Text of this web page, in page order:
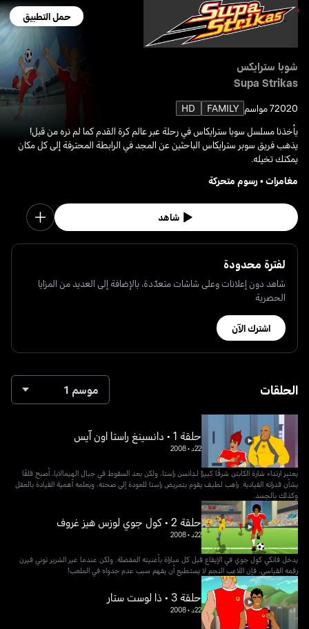
حمل التطبيق
شوبا سترايكس
Supa Strikas
20207 مواسم FAMILY
HD
يأخذنا مسلسل سوبا سترايكاس في رحلة عبر عالم كرة القدم كما لم نره من قبل!
يذهب فريق سوبر سترايكاس الباحثين عن المجد في الرابطة المحترفة إلى كل مكان
يمكنك تخيله.
مغامرات•رسوم متحركة
شاهد
لفترة محدودة
شاهد دون إعلانات وعلى شاشات متعدّدة، بالإضافة إلى العديد من المزايا
الحصرية
اشترك الآن
الحلقات موسم 1
حلقة 1 • دانسينغ راستا اون آيس
22د •
2008
يعتبر ارتداء شارة الكابتن شرفًا كبيرًا لـدانسن راستا، ولكن بعد السقوط في جبال الهيمالايا، أصبح قلقًا
بشأن قدراته القيادية. راهب لطيف يقوم بتمريض راستا للعودة إلى صحته، ويعلمه أهمية القيادة بالعقل
وكذلك بالجسد.
حلقة 2 • كول جوي لوزس هيز غروف
22د •
2008
يدخل فانكي كول جوي في الإيقاع قبل كل مباراة بأغنيته المفضلة. ولكن عندما غير الشرير توني فيرن
رقمه القياسي، فإن اللاعب النجم لا يستطيع أن يفهم سبب عدم جدواه في الملعب!
حلقة 3 • ذا لوست ستار
22د •
2008